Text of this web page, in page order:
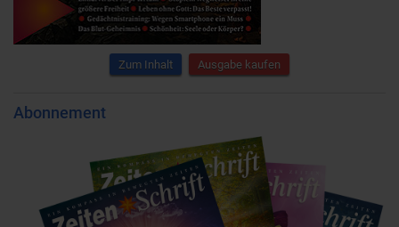
Zum Inhalt Ausgabe kaufen
Abonnement